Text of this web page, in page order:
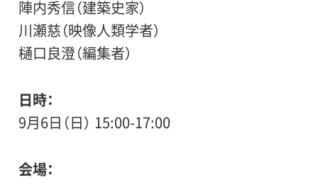
陣内秀信（建築史家）
川瀬慈（映像人類学者）
樋口良澄（編集者）
日時
9月6日（日） 15:00-17:00
会場